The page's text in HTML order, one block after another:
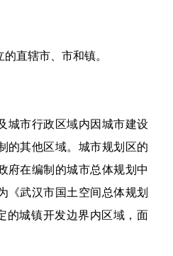
直辖市、市和镇。
城市行政区域内因城市建设
的其他区域。城市规划区的
府在编制的城市总体规划中
《武汉市国土空间总体规划
的城镇开发边界内区域，面